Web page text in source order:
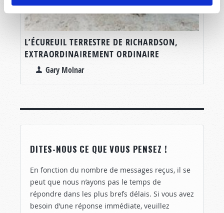
L’ÉCUREUIL TERRESTRE DE RICHARDSON,
EXTRAORDINAIREMENT ORDINAIRE
Gary Molnar
DITES-NOUS CE QUE VOUS PENSEZ !
En fonction du nombre de messages reçus, il se
peut que nous n’ayons pas le temps de
répondre dans les plus brefs délais. Si vous avez
besoin d’une réponse immédiate, veuillez